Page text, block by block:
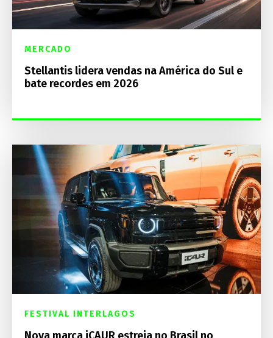
MERCADO
Stellantis lidera vendas na América do Sul e
bate recordes em 2026
FESTIVAL INTERLAGOS